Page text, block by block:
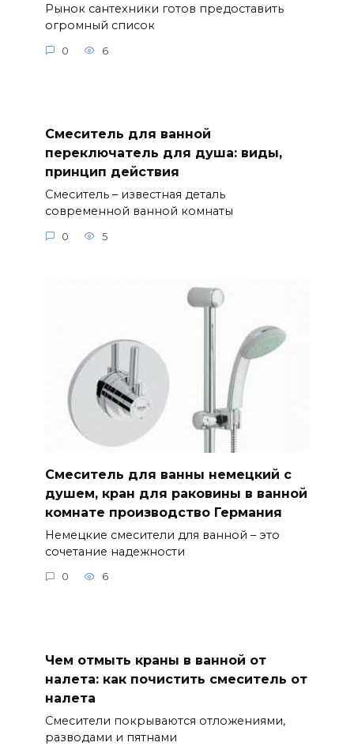
Рынок сантехники готов предоставить
огромный список
0 6
Смеситель для ванной
переключатель для душа: виды,
принцип действия
Смеситель – известная деталь
современной ванной комнаты
0 5
Смеситель для ванны немецкий с
душем, кран для раковины в ванной
комнате производство Германия
Немецкие смесители для ванной – это
сочетание надежности
0 6
Чем отмыть краны в ванной от
налета: как почистить смеситель от
налета
Смесители покрываются отложениями,
разводами и пятнами